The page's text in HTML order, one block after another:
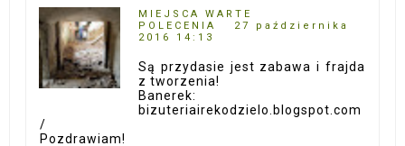
MIEJSCA WARTE
POLECENIA
27 października
2016 14:13
Są przydasie jest zabawa i frajda
z tworzenia!
Banerek:
bizuteriairekodzielo.blogspot.com
/
Pozdrawiam!